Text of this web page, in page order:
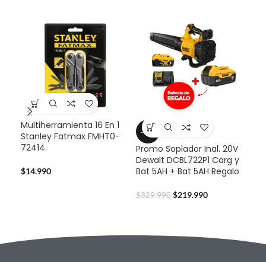
Multiherramienta 16 En 1
Stanley Fatmax FMHT0-
72414
$14.990
-33%
Promo Soplador Inal. 20V
Dewalt DCBL722P1 Carg y
Bat 5AH + Bat 5AH Regalo
$329.990 $219.990